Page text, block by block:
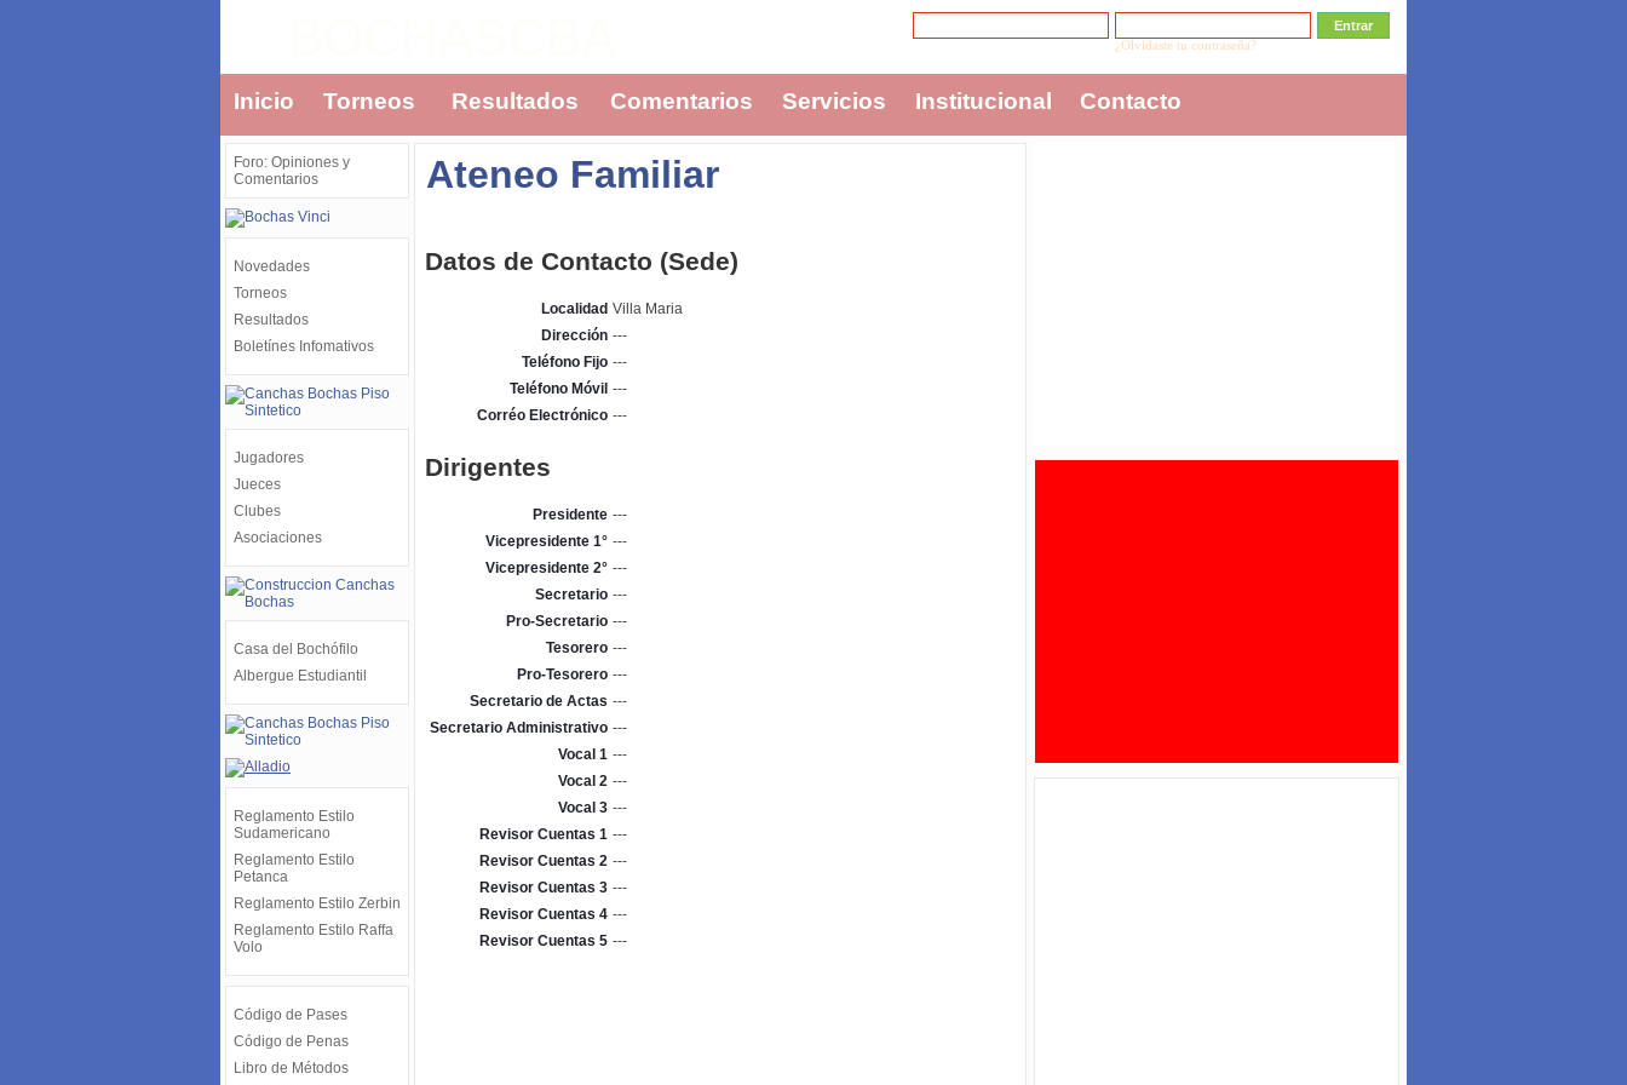
¿Olvidaste tu contraseña?
Inicio Torneos Resultados Comentarios Servicios Institucional Contacto
Foro: Opiniones y
Comentarios
Novedades
Torneos
Resultados
Boletínes Infomativos
Jugadores
Jueces
Clubes
Asociaciones
Casa del Bochófilo
Albergue Estudiantil
Reglamento Estilo
Sudamericano
Reglamento Estilo
Petanca
Reglamento Estilo Zerbin
Reglamento Estilo Raffa
Volo
Código de Pases
Código de Penas
Libro de Métodos
Ateneo Familiar
Datos de Contacto (Sede)
Localidad Villa Maria
Dirección ---
Teléfono Fijo ---
Teléfono Móvil ---
Corréo Electrónico ---
Dirigentes
Presidente ---
Vicepresidente 1° ---
Vicepresidente 2° ---
Secretario ---
Pro-Secretario ---
Tesorero ---
Pro-Tesorero ---
Secretario de Actas ---
Secretario Administrativo ---
Vocal 1 ---
Vocal 2 ---
Vocal 3 ---
Revisor Cuentas 1 ---
Revisor Cuentas 2 ---
Revisor Cuentas 3 ---
Revisor Cuentas 4 ---
Revisor Cuentas 5 ---